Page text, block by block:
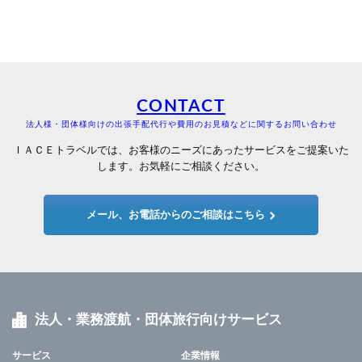
CONTACT
法人様・団体様向けの出張手配代行や費用のお見積などに関するお問い合わせ
ＩＡＣＥトラベルでは、お客様のニーズにあったサービスをご提案いた
します。お気軽にご相談ください。
メール、お電話からのご相談はこちら
法人・業務渡航・団体旅行向けサービス
サービス 企業情報